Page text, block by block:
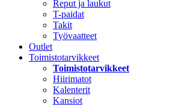
Reput ja laukut
T-paidat
Takit
Työvaatteet
Outlet
Toimistotarvikkeet
Toimistotarvikkeet
Hiirimatot
Kalenterit
Kansiot